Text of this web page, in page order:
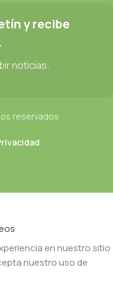
y recibe
noticias.
reservados
en nuestro sitio
nuestro uso de